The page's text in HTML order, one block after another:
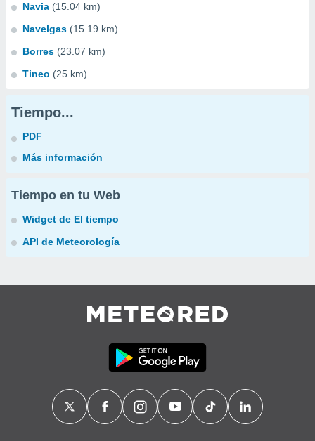
Navia (15.04 km)
Navelgas (15.19 km)
Borres (23.07 km)
Tineo (25 km)
Tiempo...
PDF
Más información
Tiempo en tu Web
Widget de El tiempo
API de Meteorología